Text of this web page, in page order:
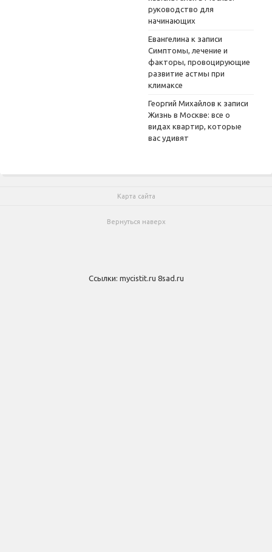
руководство для
начинающих
Евангелина к записи
Симптомы, лечение и
факторы, провоцирующие
развитие астмы при
климаксе
Георгий Михайлов к записи
Жизнь в Москве: все о
видах квартир, которые
вас удивят
Карта сайта
Вернуться наверх
Ссылки: mycistit.ru 8sad.ru